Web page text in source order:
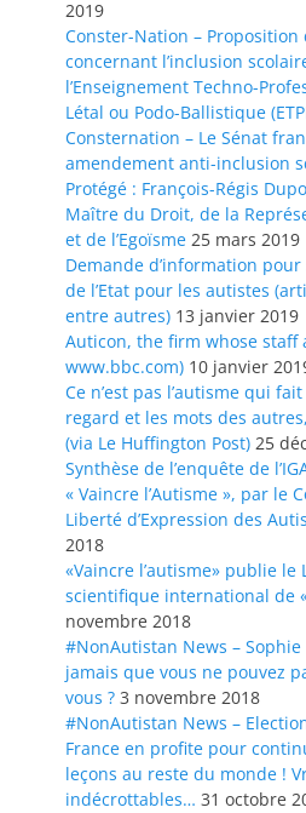
2019
Conster-Nation – Proposition
concernant l’inclusion
l’Enseignement Techno-
Létal ou Podo-Ballistique
Consternation – Le Sénat
amendement anti-inclusion
Protégé : François-Régis
Maître du Droit, de la
et de l’Egoïsme 25 mars 2019
Demande d’information pour
de l’Etat pour les autistes
entre autres) 13 janvier 2019
Auticon, the firm whose staff
www.bbc.com) 10 janvier
Ce n’est pas l’autisme qui
regard et les mots des
(via Le Huffington Post) 25
Synthèse de l’enquête de
« Vaincre l’Autisme », par le
Liberté d’Expression des
2018
«Vaincre l’autisme» publie le
scientifique international de
novembre 2018
#NonAutistan News –
jamais que vous ne pouvez
vous ? 3 novembre 2018
#NonAutistan News –
France en profite pour
leçons au reste du monde !
indécrottables… 31 octobre